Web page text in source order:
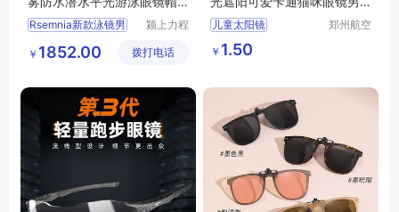
套装备
Rsemnia新款泳镜男
颍上力程
有限公司
￥ 1852.00 拨打电话
童潮个性时尚
儿童太阳镜
宝宝女童偏光遮阳
郑州航空
￥ 1.50